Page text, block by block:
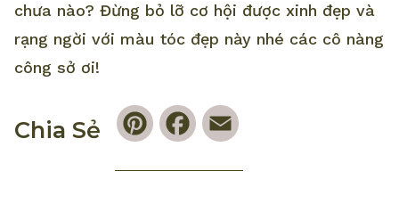
chưa nào? Đừng bỏ lỡ cơ hội được xinh đẹp và
rạng ngời với màu tóc đẹp này nhé các cô nàng
công sở ơi!
Chia Sẻ
PinterestFacebook